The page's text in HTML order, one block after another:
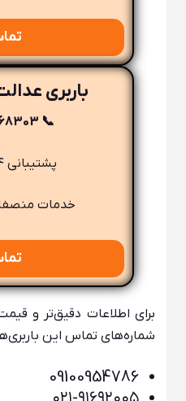
باربری
📞 09222768303
پشتیبانی ۲۴ ساعته
خدمات
برای اطلاعات دقیق‌تر و
شماره‌های تماس این
09100954786